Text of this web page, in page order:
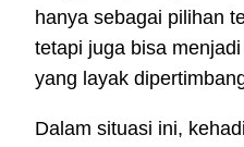
hanya sebagai pilihan
tetapi juga bisa
yang layak
Dalam situasi ini,